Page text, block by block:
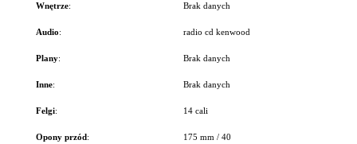
Wnętrze: Brak danych
Audio: radio cd kenwood
Plany: Brak danych
Inne: Brak danych
Felgi: 14 cali
Opony przód: 175 mm / 40